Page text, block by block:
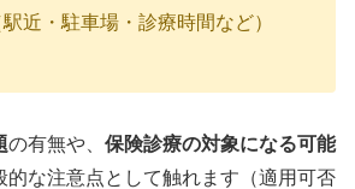
近・駐車場・診療時間など）
の有無や、 保険診療の対象になる可能
的な注意点として触れます（適用可否